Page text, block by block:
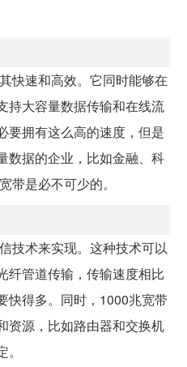
快速和高效。它同时能够在
持大容量数据传输和在线流
要拥有这么高的速度，但是
数据的企业，比如金融、科
带是必不可少的。
技术来实现。这种技术可以
纤管道传输，传输速度相比
快得多。同时，1000兆宽带
资源，比如路由器和交换机